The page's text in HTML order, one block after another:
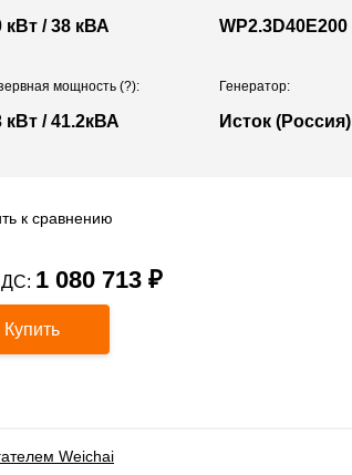
кВт / 38 кВА WP2.3D40E200
мощность (?):
кВт / 41.2кВА
Генератор:
Исток (Россия)
к сравнению
1 080 713 ₽
Купить
Weichai